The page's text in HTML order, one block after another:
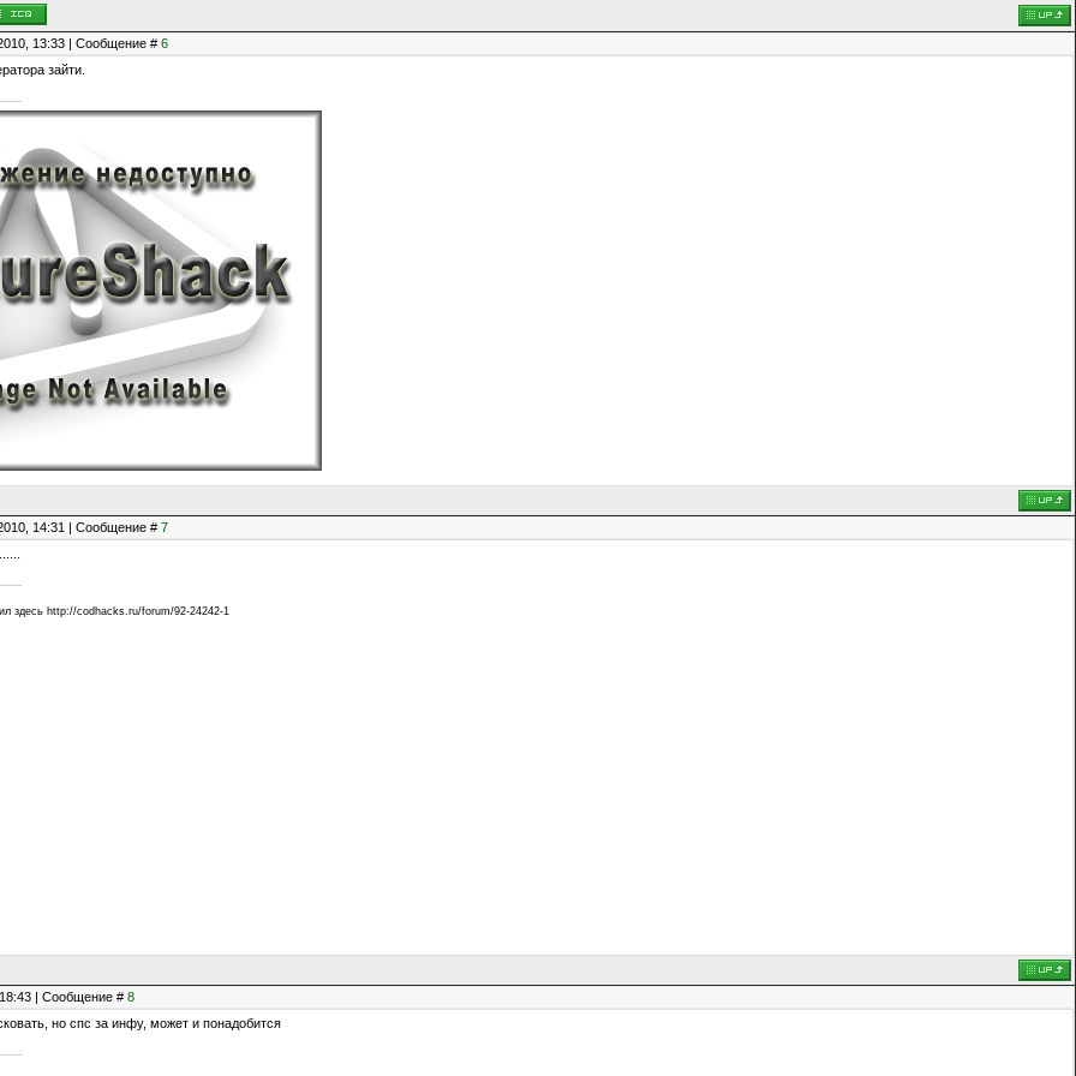
13:33 | Сообщение # 6
зайти.
14:31 | Сообщение # 7
здесь http://codhacks.ru/forum/92-24242-1
| Сообщение # 8
но спс за инфу, может и понадобится